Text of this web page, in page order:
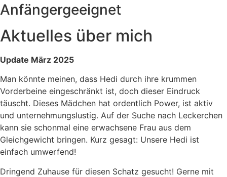
Anfängergeeignet
Aktuelles über mich
Update März 2025
Man könnte meinen, dass Hedi durch ihre krummen
Vorderbeine eingeschränkt ist, doch dieser Eindruck
täuscht. Dieses Mädchen hat ordentlich Power, ist aktiv
und unternehmungslustig. Auf der Suche nach Leckerchen
kann sie schonmal eine erwachsene Frau aus dem
Gleichgewicht bringen. Kurz gesagt: Unsere Hedi ist
einfach umwerfend!
Dringend Zuhause für diesen Schatz gesucht! Gerne mit